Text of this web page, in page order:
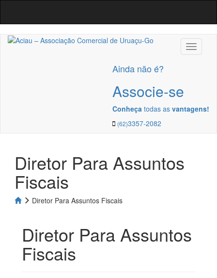
Ainda não é?
Associe-se
Conheça todas as vantagens!
(62)3357-2082
Diretor Para Assuntos
Fiscais
Diretor Para Assuntos Fiscais
Diretor Para Assuntos
Fiscais